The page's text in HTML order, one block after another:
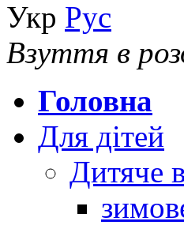
Укр Рус
Взуття в
Головна
Для дітей
Дитяче